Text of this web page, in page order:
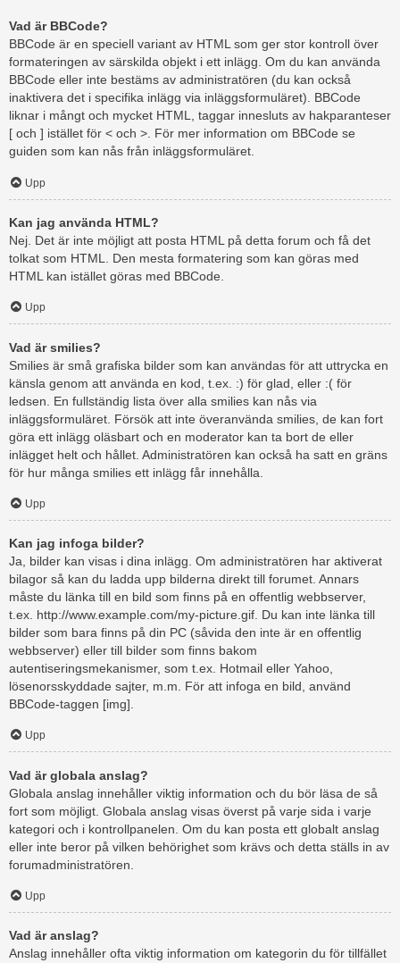
Vad är BBCode?
BBCode är en speciell variant av HTML som ger stor kontroll över
formateringen av särskilda objekt i ett inlägg. Om du kan använda
BBCode eller inte bestäms av administratören (du kan också
inaktivera det i specifika inlägg via inläggsformuläret). BBCode
liknar i mångt och mycket HTML, taggar innesluts av hakparanteser
[ och ] istället för < och >. För mer information om BBCode se
guiden som kan nås från inläggsformuläret.
Upp
Kan jag använda HTML?
Nej. Det är inte möjligt att posta HTML på detta forum och få det
tolkat som HTML. Den mesta formatering som kan göras med
HTML kan istället göras med BBCode.
Upp
Vad är smilies?
Smilies är små grafiska bilder som kan användas för att uttrycka en
känsla genom att använda en kod, t.ex. :) för glad, eller :( för
ledsen. En fullständig lista över alla smilies kan nås via
inläggsformuläret. Försök att inte överanvända smilies, de kan fort
göra ett inlägg oläsbart och en moderator kan ta bort de eller
inlägget helt och hållet. Administratören kan också ha satt en gräns
för hur många smilies ett inlägg får innehålla.
Upp
Kan jag infoga bilder?
Ja, bilder kan visas i dina inlägg. Om administratören har aktiverat
bilagor så kan du ladda upp bilderna direkt till forumet. Annars
måste du länka till en bild som finns på en offentlig webbserver,
t.ex. http://www.example.com/my-picture.gif. Du kan inte länka till
bilder som bara finns på din PC (såvida den inte är en offentlig
webbserver) eller till bilder som finns bakom
autentiseringsmekanismer, som t.ex. Hotmail eller Yahoo,
lösenorsskyddade sajter, m.m. För att infoga en bild, använd
BBCode-taggen [img].
Upp
Vad är globala anslag?
Globala anslag innehåller viktig information och du bör läsa de så
fort som möjligt. Globala anslag visas överst på varje sida i varje
kategori och i kontrollpanelen. Om du kan posta ett globalt anslag
eller inte beror på vilken behörighet som krävs och detta ställs in av
forumadministratören.
Upp
Vad är anslag?
Anslag innehåller ofta viktig information om kategorin du för tillfället